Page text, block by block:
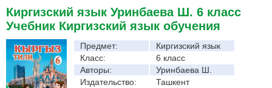
Киргизский язык Уринбаева Ш. 6 класс
Учебник Киргизский язык обучения
Предмет:
Киргизский язык
Класс:
6 класс
Авторы:
Уринбаева Ш.
Издательство:
Ташкент